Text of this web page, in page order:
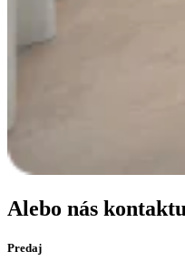
Alebo nás
Predaj